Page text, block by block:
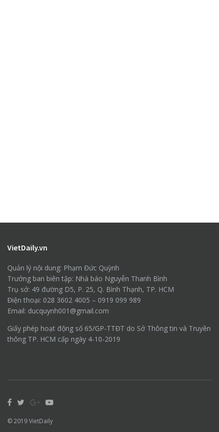
VietDaily.vn
Quản lý nội dung: Phạm Đức Quỳnh
Trưởng ban biên tập: Nhà báo Nguyễn Thanh Bình
Trụ sở: 49 đường D5, P. 25, Q. Bình Thạnh, TP. HCM
Điện thoại: 028 3602 4005 – 0919 099 989
Email: ducquynh001@gmail.com
Giấy phép hoạt động số 65/GP-TTĐT do Sở Thông tin và Truyền
thông TP. HCM cấp ngày 4-10-2019
© 2019VietDaily